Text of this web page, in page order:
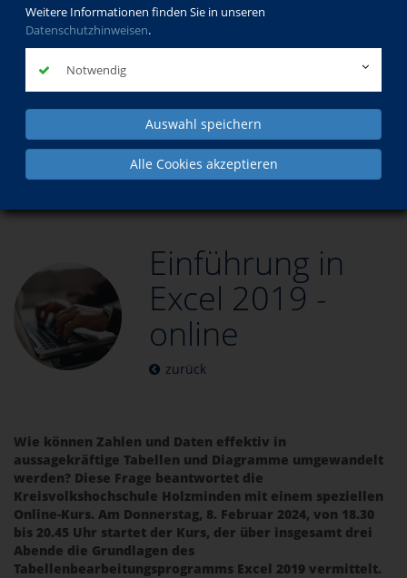
Weitere Informationen finden Sie in unseren
Datenschutzhinweisen.
Notwendig
Auswahl speichern
Alle Cookies akzeptieren
Einführung in Excel 2019 - online
Einführung in
Excel 2019 -
online
zurück
Wie können Zahlen und Daten effektiv in
aussagekräftige Tabellen und Diagramme umgewandelt
werden? Diese Frage beantwortet die
Kreisvolkshochschule Holzminden mit einem speziellen
Online-Kurs. Am Donnerstag, 8. Februar 2024, von 18.30
bis 20.45 Uhr startet der Kurs, der über insgesamt drei
Abende die Grundlagen des
Tabellenbearbeitungsprogramms Excel 2019 vermittelt.